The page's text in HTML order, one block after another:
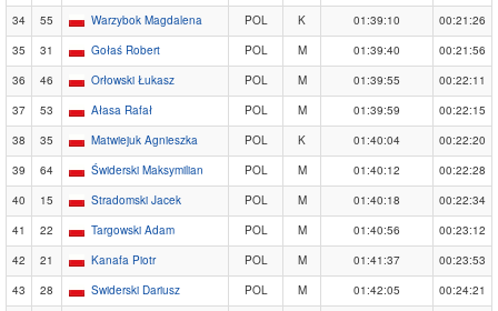
34
55 Warzybok Magdalena POL K 01:39:10
00:21:26
35
31 Gołaś Robert POL M 01:39:40
00:21:56
36
46 Orłowski Łukasz POL M 01:39:55
00:22:11
37
53 Ałasa Rafał POL M 01:39:59
00:22:15
38
35 Matwiejuk Agnieszka POL K 01:40:04
00:22:20
39
64 Świderski Maksymilian POL M 01:40:12
00:22:28
40
15 Stradomski Jacek POL M 01:40:18
00:22:34
41
22 Targowski Adam POL M 01:40:56
00:23:12
42
21 Kanafa Piotr POL M 01:41:37
00:23:53
43
28 Swiderski Dariusz POL M 01:42:05
00:24:21